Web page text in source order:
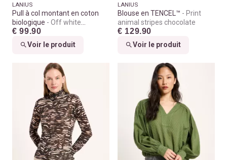
LANIUS
Pull à col montant en coton
biologique
Off white
melange
€ 99.90
Voir le produit
LANIUS
Blouse en TENCEL™
Print
animal stripes chocolate
€ 129.90
Voir le produit